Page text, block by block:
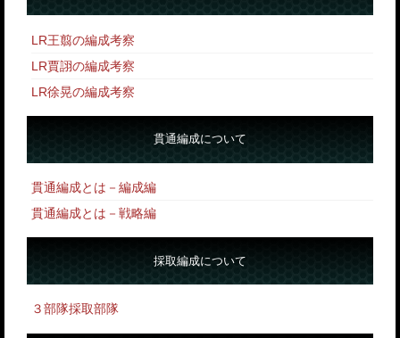
LR王翦の編成考察
LR賈詡の編成考察
LR徐晃の編成考察
貫通編成について
貫通編成とは－編成編
貫通編成とは－戦略編
採取編成について
３部隊採取部隊